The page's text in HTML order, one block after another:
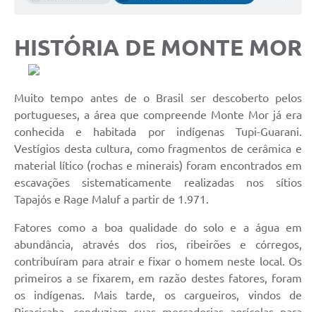
Contato
Contratos
Legislação
Audiências Públicas
Plano Diretor - Projetos
Carta de Serviços
Diário Oficial
Arquivos para Download
Links
HISTÓRIA DE MONTE MOR
Muito tempo antes de o Brasil ser descoberto pelos
portugueses, a área que compreende Monte Mor já era
conhecida e habitada por indígenas Tupi-Guarani.
Vestígios desta cultura, como fragmentos de cerâmica e
material lítico (rochas e minerais) foram encontrados em
escavações sistematicamente realizadas nos sítios
Tapajós e Rage Maluf a partir de 1.971.
Fatores como a boa qualidade do solo e a água em
abundância, através dos rios, ribeirões e córregos,
contribuíram para atrair e fixar o homem neste local. Os
primeiros a se fixarem, em razão destes fatores, foram
os indígenas. Mais tarde, os cargueiros, vindos de